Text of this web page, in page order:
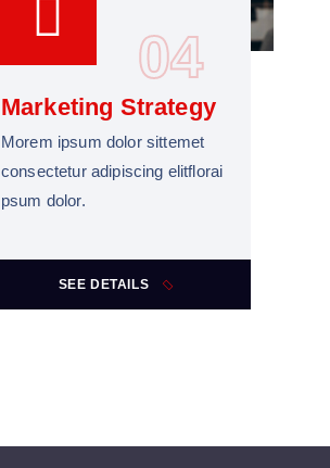
04
Marketing Strategy
Morem ipsum dolor sittemet
consectetur adipiscing elitflorai
psum dolor.
SEE DETAILS